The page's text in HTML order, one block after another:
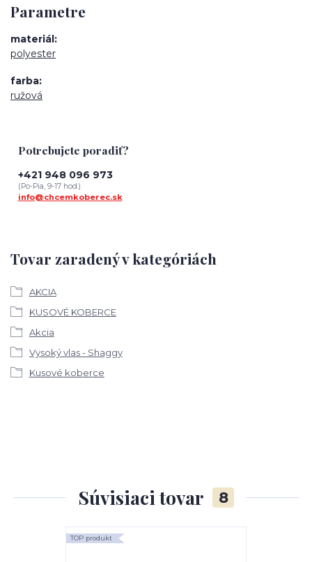
Parametre
materiál
polyester
farba
ružová
Tovar zaradený v kategóriách
AKCIA
KUSOVÉ KOBERCE
Akcia
Vysoký vlas - Shaggy
Kusové koberce
Potrebujete poradiť?
+421 948 096 973
(Po-Pia, 9-17 hod.)
info@chcemkoberec.sk
Súvisiaci tovar 8
TOP produkt